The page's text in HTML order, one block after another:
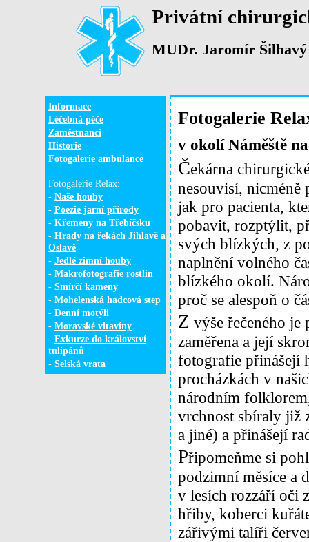
Privátní
MUDr. Jaromír Šilhavý
Informace
Léčebná péče
Zaměstnanci
Historie
Fotogalerie ambulance
Fotogalerie Relax:
- Naše houby
- Poezie jarní přírody
- Křemeny na Třebíčsku
- Hrady na řekách Jihlavě a
Oslavě
- Jedlé zimní houby
- Makrofotografie rostlin
- Smírčí kameny
- Mohelenská hadcová step
- Denní motýli
- Moravské vltavíny
- Exkurze do království
tulipánů
- Selská vrata
Fotogalerie
v okolí Náměště
Čekárna
nesouvisí, nicméně
jak pro pacienta,
pobavit, rozptýlit,
svých blízkých, z
naplnění volného
blízkého okolí.
proč se alespoň o
Z výše řečeného
zaměřena a její
fotografie přinášejí
procházkách v
národním
vrchnost sbíraly již
a jiné) a přinášejí
Připomeňme si
podzimní měsíce a
v lesích rozzáří oči
hřiby, koberci
zářivými talíři